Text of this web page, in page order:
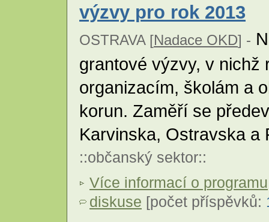
výzvy pro rok 2013
OSTRAVA [Nadace OKD] -
grantové výzvy, v nichž
organizacím, školám a
korun. Zaměří se
Karvinska, Ostravska
::občanský sektor::
Více informací o programu
diskuse [počet příspěvků: